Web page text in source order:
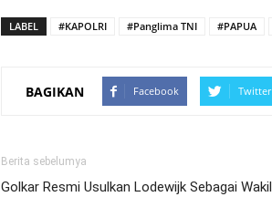
LABEL #KAPOLRI #Panglima TNI #PAPUA
BAGIKAN Facebook Twitter
Berita sebelumya
Golkar Resmi Usulkan Lodewijk Sebagai Wakil